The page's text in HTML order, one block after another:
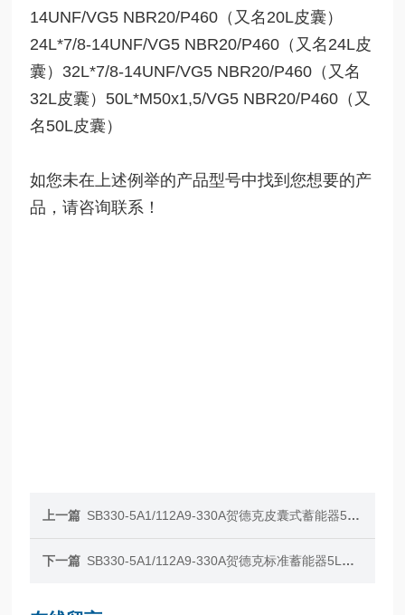
14UNF/VG5 NBR20/P460（又名20L皮囊）
24L*7/8-14UNF/VG5 NBR20/P460（又名24L皮
囊）32L*7/8-14UNF/VG5 NBR20/P460（又名
32L皮囊）50L*M50x1,5/VG5 NBR20/P460（又
名50L皮囊）
如您未在上述例举的产品型号中找到您想要的产
品，请咨询联系！
上一篇 SB330-5A1/112A9-330A贺德克皮囊式蓄能器5L现货
下一篇 SB330-5A1/112A9-330A贺德克标准蓄能器5L现货优价